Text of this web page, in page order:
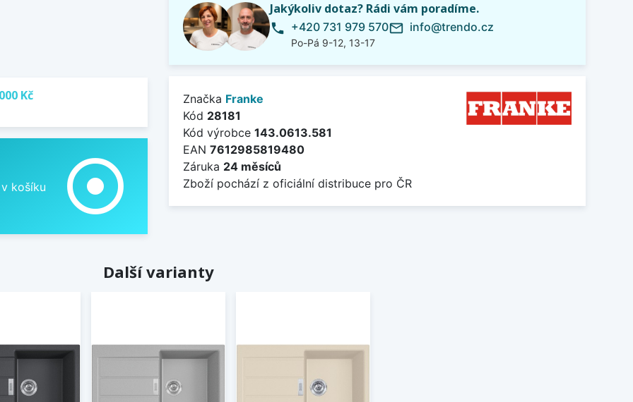
Kč
košíku
adjust
Jakýkoliv dotaz? Rádi vám poradíme.
phone +420 731 979 570
Po-Pá 9-12, 13-17
mail_outline info@trendo.cz
Značka Franke
Kód 28181
Kód výrobce 143.0613.581
EAN 7612985819480
Záruka 24 měsíců
Zboží pochází z oficiální distribuce pro ČR
Další varianty